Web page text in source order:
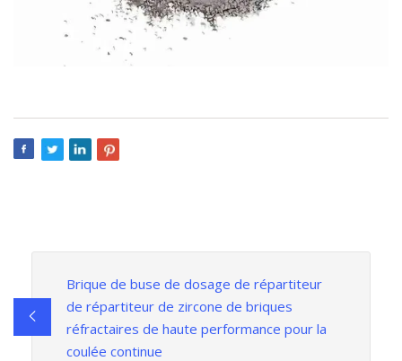
Brique de buse de dosage de répartiteur
de répartiteur de zircone de briques
réfractaires de haute performance pour la
coulée continue